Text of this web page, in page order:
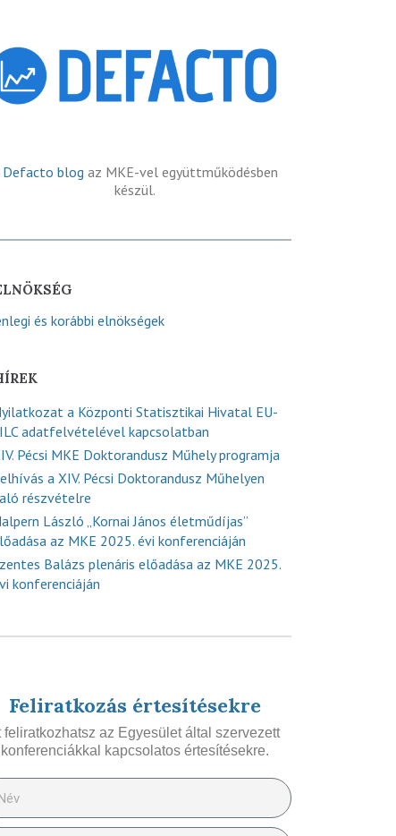
Defacto blog az MKE-vel együttműködésben
készül.
és korábbi elnökségek
a Központi Statisztikai Hivatal EU-
adatfelvételével kapcsolatban
Pécsi MKE Doktorandusz Műhely programja
a XIV. Pécsi Doktorandusz Műhelyen
részvételre
László „Kornai János életműdíjas”
az MKE 2025. évi konferenciáján
Balázs plenáris előadása az MKE 2025.
konferenciáján
Feliratkozás értesítésekre
feliratkozhatsz az Egyesület által szervezett
konferenciákkal kapcsolatos értesítésekre.